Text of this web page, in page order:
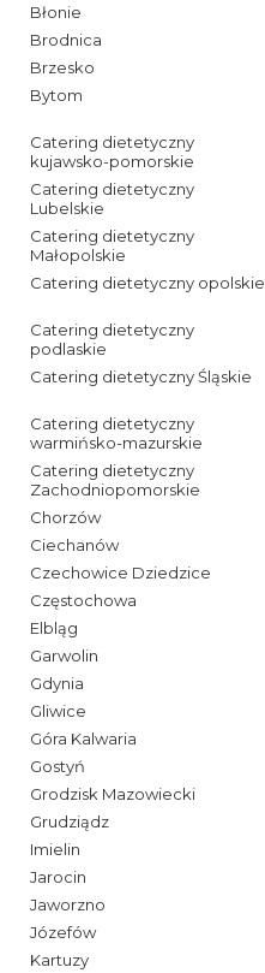
Błonie
Brodnica
Brzesko
Bytom
Catering dietetyczny
kujawsko-pomorskie
Catering dietetyczny
Lubelskie
Catering dietetyczny
Małopolskie
Catering dietetyczny opolskie
Catering dietetyczny
podlaskie
Catering dietetyczny Śląskie
Catering dietetyczny
warmińsko-mazurskie
Catering dietetyczny
Zachodniopomorskie
Chorzów
Ciechanów
Czechowice Dziedzice
Częstochowa
Elbląg
Garwolin
Gdynia
Gliwice
Góra Kalwaria
Gostyń
Grodzisk Mazowiecki
Grudziądz
Imielin
Jarocin
Jaworzno
Józefów
Kartuzy